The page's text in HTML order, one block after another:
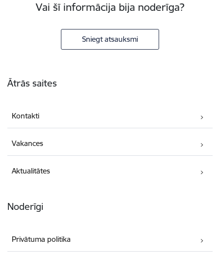
Vai šī informācija bija noderīga?
Sniegt atsauksmi
Ātrās saites
Kontakti
Vakances
Aktualitātes
Noderīgi
Privātuma politika